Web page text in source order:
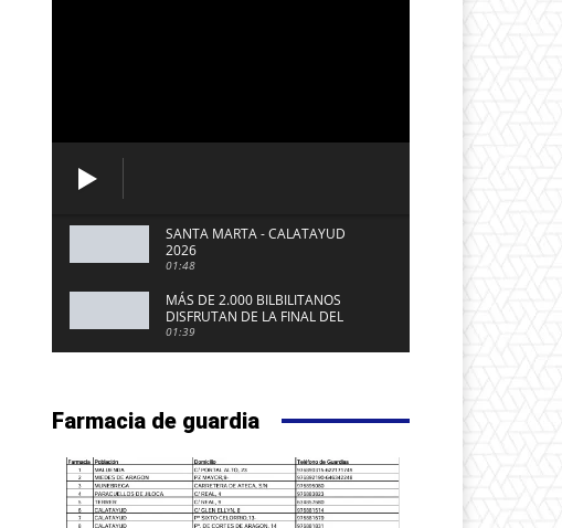
SANTA MARTA - CALATAYUD
2026
01:48
MÁS DE 2.000 BILBILITANOS
DISFRUTAN DE LA FINAL DEL
MUNDIAL 2026 EN LA PLAZA DEL
FUERTE DE CALATAYUD
01:39
Farmacia de guardia